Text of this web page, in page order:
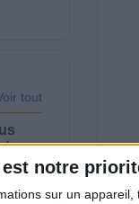
notre
sur un appareil,
tout